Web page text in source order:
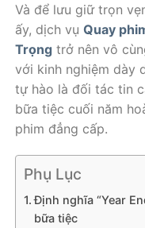
Và để lưu giữ trọn
ấy, dịch vụQuay
Trọng trở nên vô
với kinh nghiệm dày
tự hào là đối tác tin
bữa tiệc cuối năm
phim đẳng cấp.
Phụ Lục
Định nghĩa “Year
bữa tiệc